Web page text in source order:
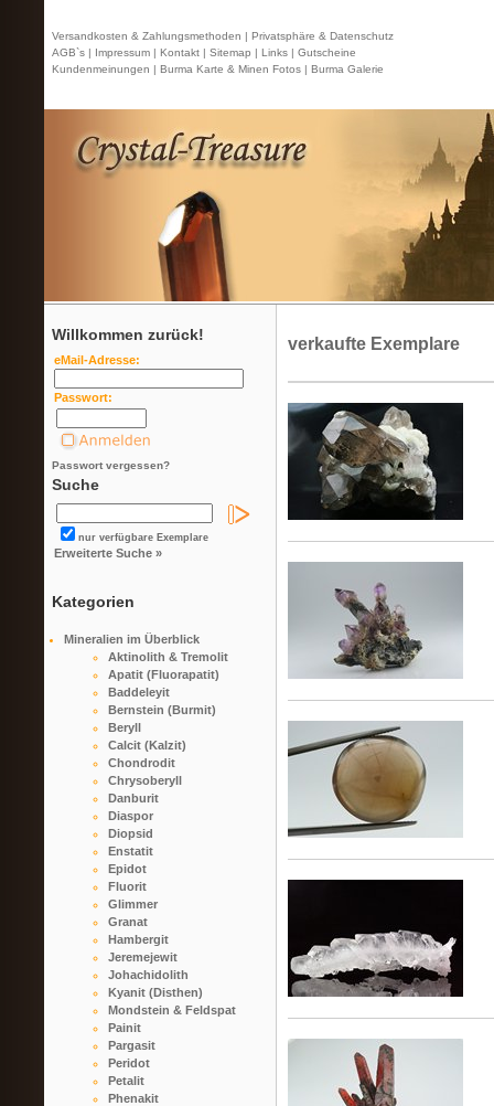
Versandkosten & Zahlungsmethoden | Privatsphäre & Datenschutz
AGB`s | Impressum | Kontakt | Sitemap | Links | Gutscheine
Kundenmeinungen | Burma Karte & Minen Fotos | Burma Galerie
Willkommen zurück!
eMail-Adresse:
Passwort:
Passwort vergessen?
Suche
nur verfügbare Exemplare
Erweiterte Suche »
Kategorien
Mineralien im Überblick
Aktinolith & Tremolit
Apatit (Fluorapatit)
Baddeleyit
Bernstein (Burmit)
Beryll
Calcit (Kalzit)
Chondrodit
Chrysoberyll
Danburit
Diaspor
Diopsid
Enstatit
Epidot
Fluorit
Glimmer
Granat
Hambergit
Jeremejewit
Johachidolith
Kyanit (Disthen)
Mondstein & Feldspat
Painit
Pargasit
Peridot
Petalit
Phenakit
verkaufte Exemplare